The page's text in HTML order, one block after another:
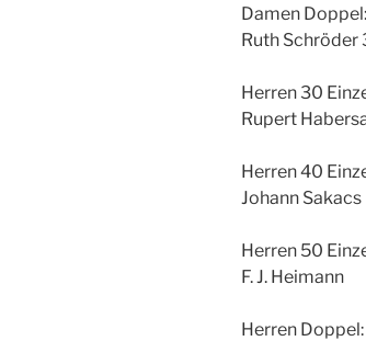
Damen
Ruth Schröder
Herren 30
Rupert
Herren 40
Johann Sakacs
Herren 50
F. J. Heimann
Herren